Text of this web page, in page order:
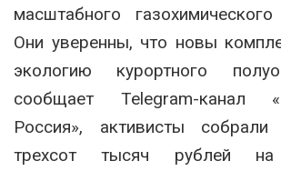
масштабного
Они уверенны, что новы
экологию курортного
сообщает Telegram-канал
Россия», активисты
трехсот тысяч рублей на